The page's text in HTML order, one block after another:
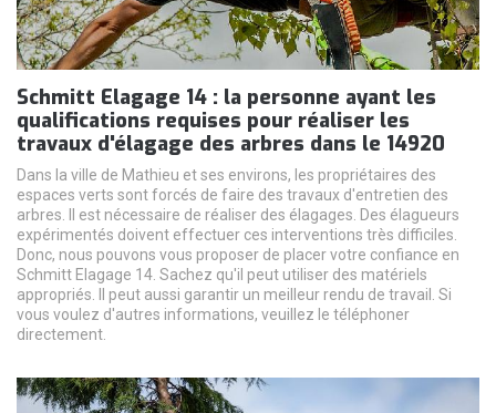
Schmitt Elagage 14 : la personne ayant les
qualifications requises pour réaliser les
travaux d'élagage des arbres dans le 14920
Dans la ville de Mathieu et ses environs, les propriétaires des
espaces verts sont forcés de faire des travaux d'entretien des
arbres. Il est nécessaire de réaliser des élagages. Des élagueurs
expérimentés doivent effectuer ces interventions très difficiles.
Donc, nous pouvons vous proposer de placer votre confiance en
Schmitt Elagage 14. Sachez qu'il peut utiliser des matériels
appropriés. Il peut aussi garantir un meilleur rendu de travail. Si
vous voulez d'autres informations, veuillez le téléphoner
directement.